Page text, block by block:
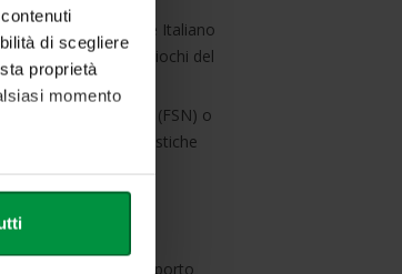
di scegliere
proprietà
momento
Olimpico Nazionale Italiano
Europei, Giochi del
(FSN) o
sportive agonistiche
e Paralimpici
disposizione un supporto